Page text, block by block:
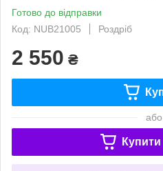
Готово до відправки
Код: NUB21005
Роздріб
2 550 ₴
або
Купити